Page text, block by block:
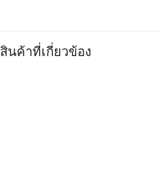
สินค้าที่เกี่ยวข้อง